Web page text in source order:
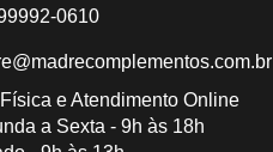
0610
e Atendimento Online
a Sexta - 9h às 18h